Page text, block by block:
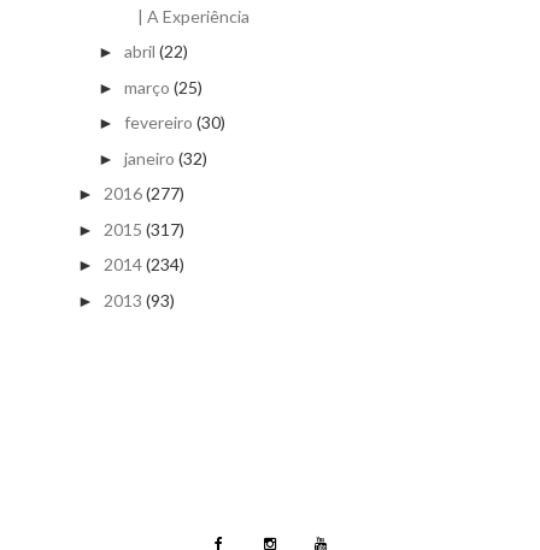
| A Experiência
► abril (22)
► março (25)
► fevereiro (30)
► janeiro (32)
► 2016(277)
► 2015 (317)
► 2014(234)
► 2013 (93)